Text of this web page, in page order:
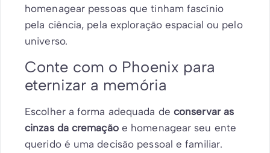
homenagear pessoas que tinham fascínio
pela ciência, pela exploração espacial ou pelo
universo.
Conte com o Phoenix para
eternizar a memória
Escolher a forma adequada de conservar as
cinzas da cremaçãoe homenagear seu ente
querido é uma decisão pessoal e familiar.